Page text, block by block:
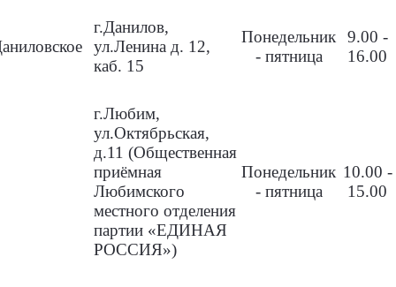
г.Данилов,
ул.Ленина д. 12,
каб. 15
Понедельник
- пятница
9.00 -
16.00
г.Любим,
ул.Октябрьская,
д.11 (Общественная
приёмная
Любимского
местного отделения
партии «ЕДИНАЯ
РОССИЯ»)
Понедельник
- пятница
10.00 -
15.00